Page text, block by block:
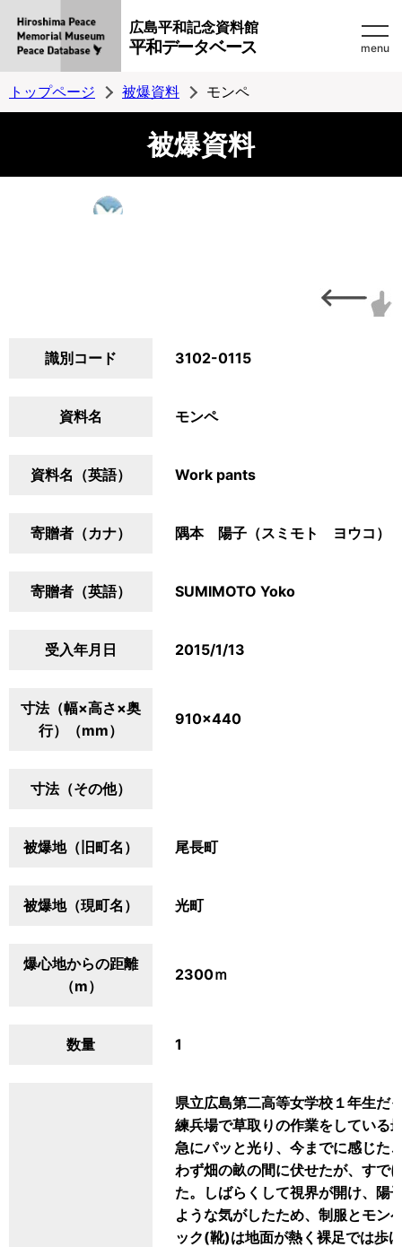
広島平和記念資料館
平和データベース menu
トップページ 被爆資料 モンペ
被爆資料
識別コード 3102-0115
資料名 モンペ
資料名（英語） Work pants
寄贈者（カナ） 隅本 陽子（スミモト ヨウコ）
寄贈者（英語） SUMIMOTO Yoko
受入年月日 2015/1/13
寸法（幅×高さ×奥
行）（mm）
910×440
寸法（その他）
被爆地（旧町名） 尾長町
被爆地（現町名） 光町
爆心地からの距離
（m）
2300ｍ
数量 1
県立広島第二高等女学校１年生だ
練兵場で草取りの作業をしている
急にパッと光り、今までに感じた
わず畑の畝の間に伏せたが、すで
た。しばらくして視界が開け、陽
ような気がしたため、制服とモン
ック(靴)は地面が熱く裸足では歩